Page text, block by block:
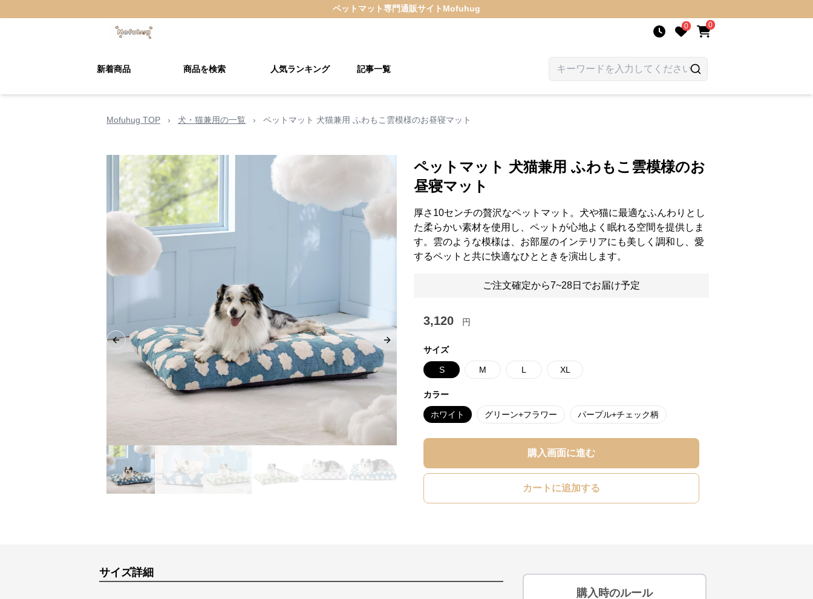
ペットマット専門通販サイト Mofuhug
0 0
新着商品 商品を検索 人気ランキング 記事一覧
Mofuhug TOP › 犬・猫兼用の一覧 › ペットマット 犬猫兼用 ふわもこ雲模様のお昼寝マット
Previous slide Next slide
ペットマット 犬猫兼用 ふわもこ雲模様のお
昼寝マット
厚さ10センチの贅沢なペットマット。犬や猫に最適なふんわりとし
た柔らかい素材を使用し、ペットが心地よく眠れる空間を提供しま
す。雲のような模様は、お部屋のインテリアにも美しく調和し、愛
するペットと共に快適なひとときを演出します。
ご注文確定から7~28日でお届け予定
3,120 円
サイズ
S M L XL
カラー
ホワイト グリーン+フラワー パープル+チェック柄
購入画面に進む
カートに追加する
サイズ詳細
購入時のルール